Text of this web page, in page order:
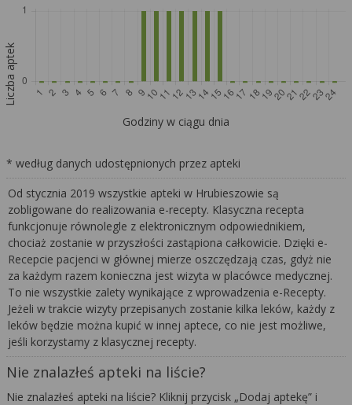
Liczba aptek
Godziny w ciągu dnia
* według danych udostępnionych przez apteki
Od stycznia 2019 wszystkie apteki w Hrubieszowie są
zobligowane do realizowania e-recepty. Klasyczna recepta
funkcjonuje równolegle z elektronicznym odpowiednikiem,
chociaż zostanie w przyszłości zastąpiona całkowicie. Dzięki e-
Recepcie pacjenci w głównej mierze oszczędzają czas, gdyż nie
za każdym razem konieczna jest wizyta w placówce medycznej.
To nie wszystkie zalety wynikające z wprowadzenia e-Recepty.
Jeżeli w trakcie wizyty przepisanych zostanie kilka leków, każdy z
leków będzie można kupić w innej aptece, co nie jest możliwe,
jeśli korzystamy z klasycznej recepty.
Nie znalazłeś apteki na liście?
Nie znalazłeś apteki na liście? Kliknij przycisk „Dodaj aptekę” i